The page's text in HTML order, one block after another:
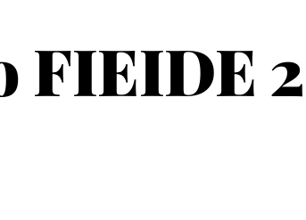
FIEIDE